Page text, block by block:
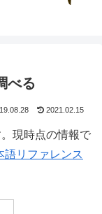
べる
2021.02.15
現時点の情報で
語リファレンス